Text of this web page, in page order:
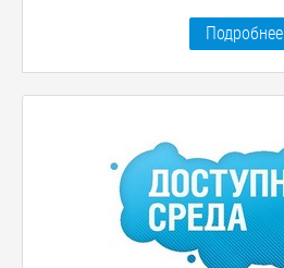
Подробнее